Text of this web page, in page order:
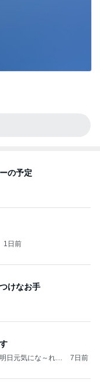
の予定
1日前
けなお手
日元気にな～れ」
7日前